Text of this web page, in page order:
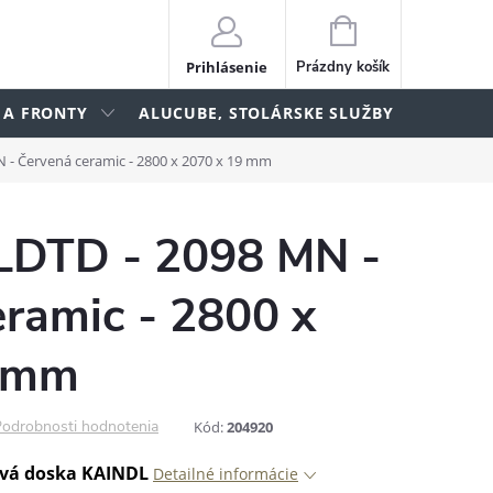
Prihlásenie
NÁKUPNÝ
KOŠÍK
Prázdny košík
FRONTY ALUCUBE, STOLÁRSKE SLUŽBY
- Červená ceramic - 2800 x 2070 x 19 mm
- 2098 MN -
- 2800 x
hodnotenia Kód:204920
doska KAINDL Detailné informácie